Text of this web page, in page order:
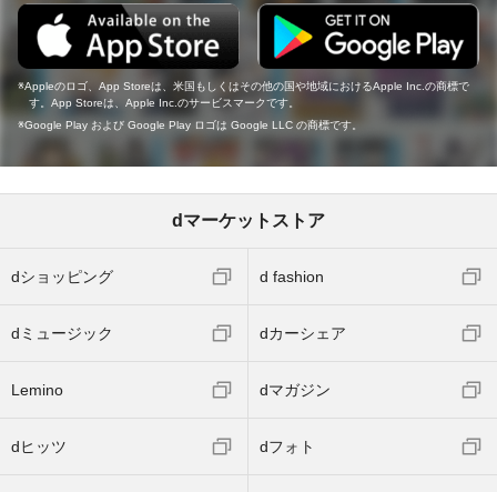
Appleのロゴ、App Storeは、米国もしくはその他の国や地域におけるApple Inc.の商標で
す。App Storeは、Apple Inc.のサービスマークです。
Google Play および Google Play ロゴは Google LLC の商標です。
dマーケットストア
dショッピング d fashion
dミュージック dカーシェア
Lemino dマガジン
dヒッツ dフォト